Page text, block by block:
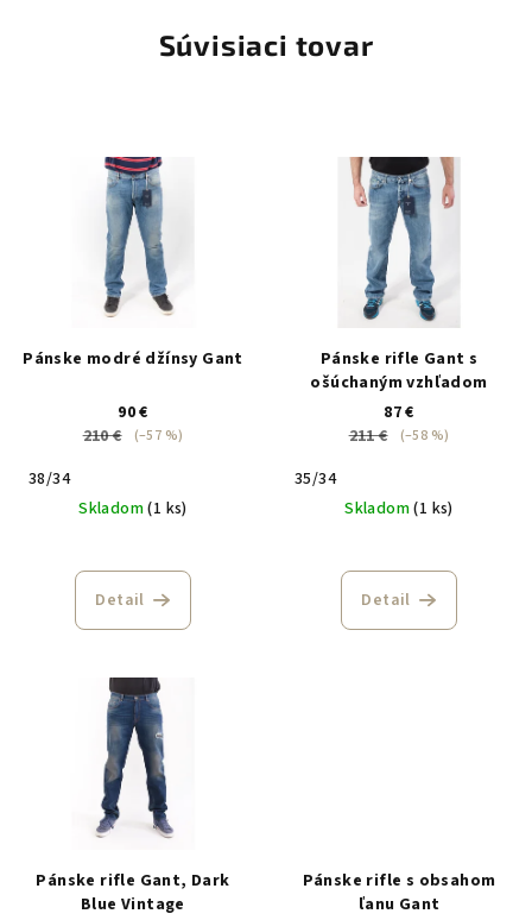
Súvisiaci tovar
Pánske modré džínsy Gant
90 €
210 €
(–57 %)
38/34
Skladom(1 ks)
Detail
Pánske rifle Gant s
ošúchaným vzhľadom
87 €
211 €
(–58 %)
35/34
Skladom(1 ks)
Detail
Pánske rifle Gant, Dark
Blue Vintage
Pánske rifle s obsahom
ľanu Gant